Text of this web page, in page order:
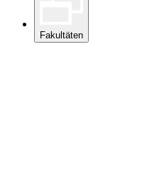
Fakultäten